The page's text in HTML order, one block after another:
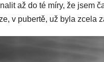
až do té míry, že jsem
v pubertě, už byla zcela